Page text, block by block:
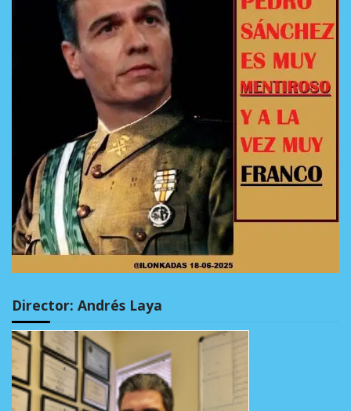
Director: Andrés Laya